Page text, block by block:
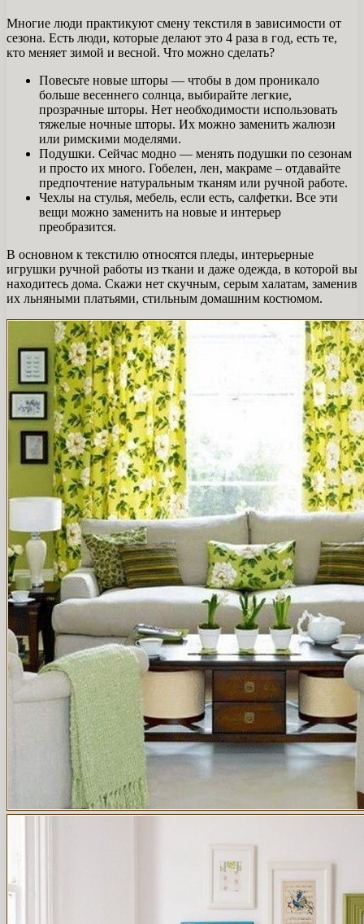
Многие люди практикуют смену текстиля в зависимости от
сезона. Есть люди, которые делают это 4 раза в год, есть те,
кто меняет зимой и весной. Что можно сделать?
Повесьте новые шторы — чтобы в дом проникало
больше весеннего солнца, выбирайте легкие,
прозрачные шторы. Нет необходимости использовать
тяжелые ночные шторы. Их можно заменить жалюзи
или римскими моделями.
Подушки. Сейчас модно — менять подушки по сезонам
и просто их много. Гобелен, лен, макраме – отдавайте
предпочтение натуральным тканям или ручной работе.
Чехлы на стулья, мебель, если есть, салфетки. Все эти
вещи можно заменить на новые и интерьер
преобразится.
В основном к текстилю относятся пледы, интерьерные
игрушки ручной работы из ткани и даже одежда, в которой вы
находитесь дома. Скажи нет скучным, серым халатам, заменив
их льняными платьями, стильным домашним костюмом.